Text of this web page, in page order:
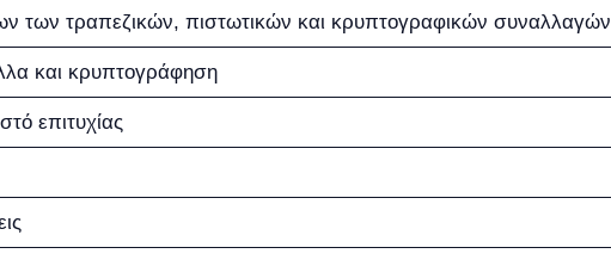
των τραπεζικών, πιστωτικών και κρυπτογραφικών συναλλαγών
και κρυπτογράφηση
επιτυχίας